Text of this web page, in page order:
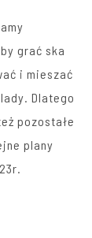
grać ska
i mieszać
Dlatego
pozostałe
plany